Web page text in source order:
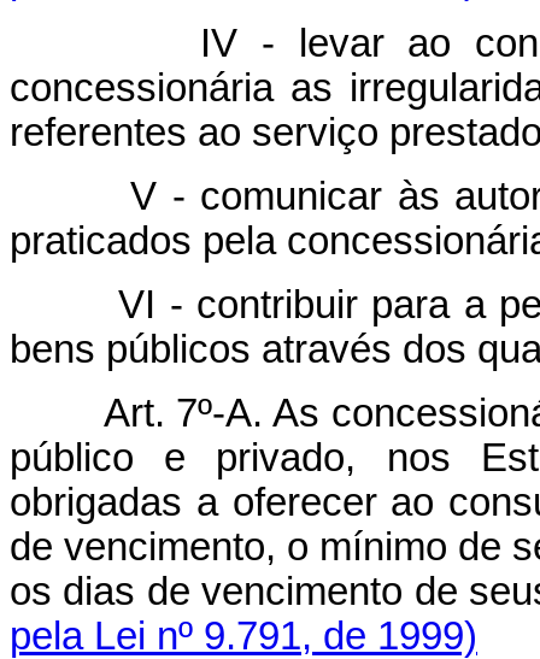
IV - levar ao
concessionária as
referentes ao serviço
V - comunicar às
praticados pela
VI - contribuir para a
bens públicos através dos
Art. 7º-A. As
público e privado, nos
obrigadas a oferecer ao
de vencimento, o mínimo de
os dias de
pela Lei nº 9.791, de 1999)